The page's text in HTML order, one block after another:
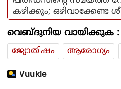
കഴിക്കും; ഒഴിവാക്കേണ്ട
വെബ്ദുനിയ വായിക്കുക :
ജ്യോതിഷം
ആരോഗ്യം